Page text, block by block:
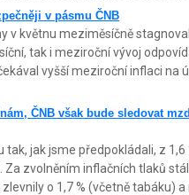
v pásmu ČNB
v květnu meziměsíčně
tak i meziroční vývoj
vyšší meziroční inflaci na
ČNB však bude sledovat
tak, jak jsme předpokládali, z
Za zvolněním inflačních tlaků
o 1,7 % (včetně tabáku)